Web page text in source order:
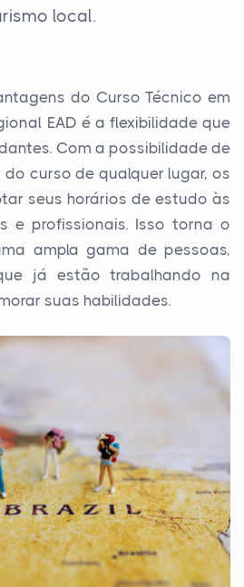
local.
do Curso Técnico em
EAD é a flexibilidade que
Com a possibilidade de
curso de qualquer lugar, os
seus horários de estudo às
e profissionais. Isso torna o
ampla gama de pessoas,
já estão trabalhando na
suas habilidades.